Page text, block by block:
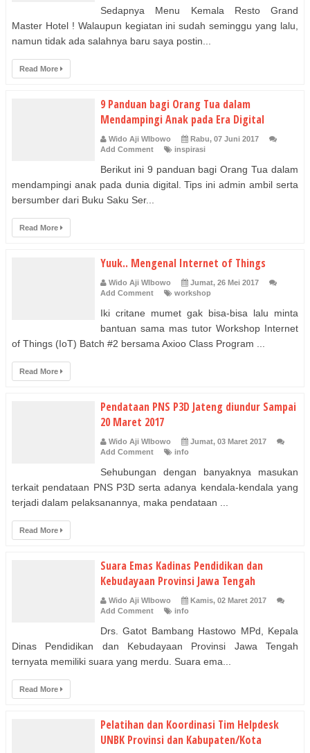
Sedapnya Menu Kemala Resto Grand
Master Hotel ! Walaupun kegiatan ini sudah seminggu yang lalu,
namun tidak ada salahnya baru saya postin...
Read More
9 Panduan bagi Orang Tua dalam
Mendampingi Anak pada Era Digital
Wido Aji WIbowo
Rabu, 07 Juni 2017
Add Comment
inspirasi
Berikut ini 9 panduan bagi Orang Tua dalam
mendampingi anak pada dunia digital. Tips ini admin ambil serta
bersumber dari Buku Saku Ser...
Read More
Yuuk.. Mengenal Internet of Things
Wido Aji WIbowo
Jumat, 26 Mei 2017
Add Comment
workshop
Iki critane mumet gak bisa-bisa lalu minta
bantuan sama mas tutor Workshop Internet
of Things (IoT) Batch #2 bersama Axioo Class Program ...
Read More
Pendataan PNS P3D Jateng diundur Sampai
20 Maret 2017
Wido Aji WIbowo
Jumat, 03 Maret 2017
Add Comment
info
Sehubungan dengan banyaknya masukan
terkait pendataan PNS P3D serta adanya kendala-kendala yang
terjadi dalam pelaksanannya, maka pendataan ...
Read More
Suara Emas Kadinas Pendidikan dan
Kebudayaan Provinsi Jawa Tengah
Wido Aji WIbowo
Kamis, 02 Maret 2017
Add Comment
info
Drs. Gatot Bambang Hastowo MPd, Kepala
Dinas Pendidikan dan Kebudayaan Provinsi Jawa Tengah
ternyata memiliki suara yang merdu. Suara ema...
Read More
Pelatihan dan Koordinasi Tim Helpdesk
UNBK Provinsi dan Kabupaten/Kota